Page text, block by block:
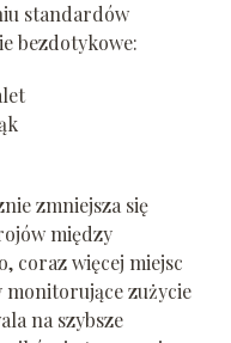
standardów
bezdotykowe:
zmniejsza się
między
coraz więcej miejsc
monitorujące zużycie
na szybsze